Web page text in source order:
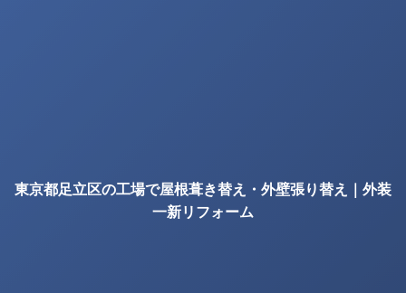
東京都足立区の工場で屋根葺き替え・外壁張り替え｜外装
一新リフォーム